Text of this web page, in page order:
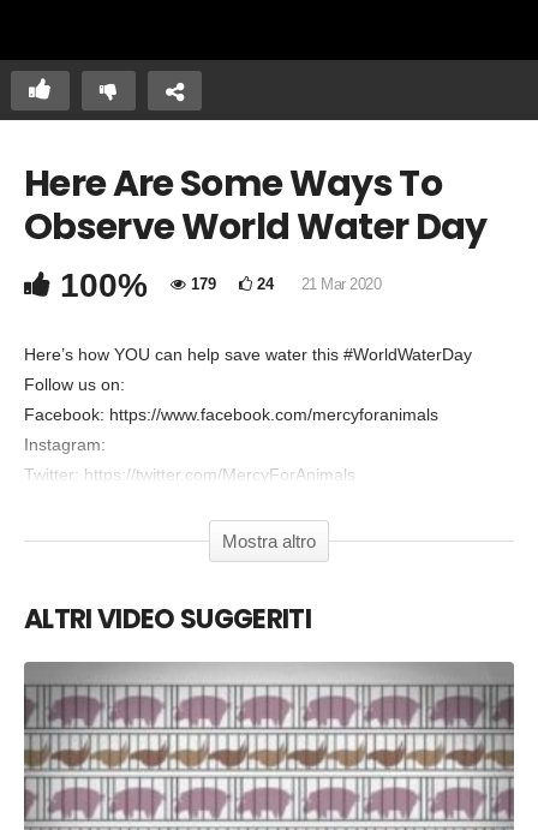
COMMENTA
Copia Codice Embed
Here Are Some Ways To
Observe World Water Day
100% 179 24 21 Mar 2020
Here’s how YOU can help save water this #WorldWaterDay
Follow us on:
Facebook: https://www.facebook.com/mercyforanimals
Instagram:
Twitter: https://twitter.com/MercyForAnimals
Website: https://mercyforanimals.org
Plant-Based Lifestyle: https://chooseveg.com
Mostra altro
ALTRI VIDEO SUGGERITI